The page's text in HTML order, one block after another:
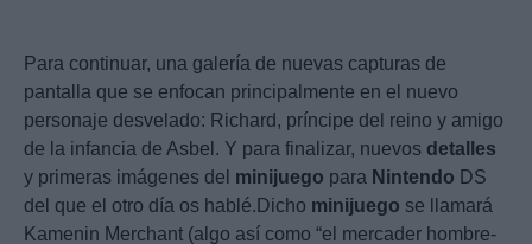
Para continuar, una galería de nuevas capturas de
pantalla que se enfocan principalmente en el nuevo
personaje desvelado: Richard, príncipe del reino y amigo
de la infancia de Asbel. Y para finalizar, nuevos detalles
y primeras imágenes del minijuego para Nintendo DS
del que el otro día os hablé.Dicho minijuego se llamará
Kamenin Merchant (algo así como “el mercader hombre-